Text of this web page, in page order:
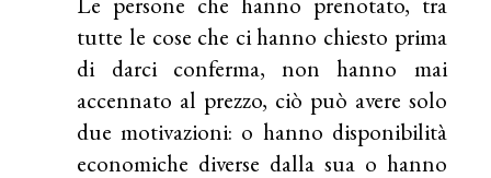
tutte le cose che ci hanno chiesto prima
di darci conferma, non hanno mai
accennato al prezzo, ciò può avere solo
due motivazioni: o hanno disponibilità
economiche diverse dalla sua o hanno